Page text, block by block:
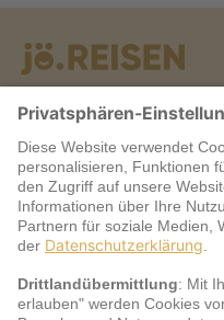
Warum jö?
Service
jö Bonus Club